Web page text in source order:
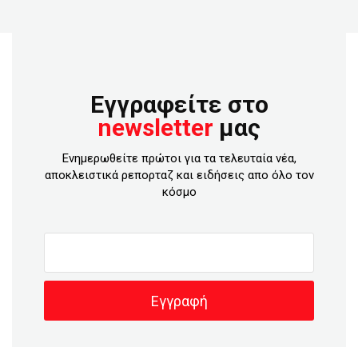
Εγγραφείτε στο
newsletter μας
Ενημερωθείτε πρώτοι για τα τελευταία νέα,
αποκλειστικά ρεπορταζ και ειδήσεις απο όλο τον
κόσμο